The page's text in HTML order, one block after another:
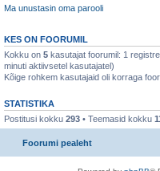
Ma unustasin oma parooli
KES ON FOORUMIL
Kokku on 5 kasutajat foorumil: 1
minuti aktiivsetel kasutajatel)
Kõige rohkem kasutajaid oli korraga
STATISTIKA
Postitusi kokku 293 • Teemasid kokku
Foorumi pealeht